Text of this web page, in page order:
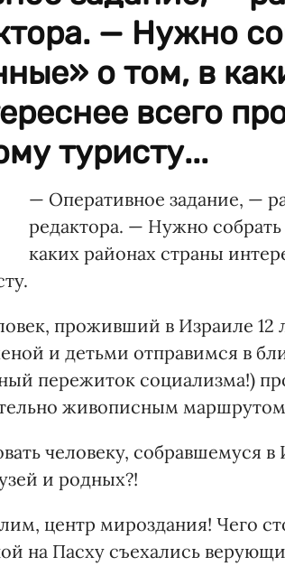
— Нужно
о том, в
всего
туристу...
— Оперативное задание, —
редактора. — Нужно
каких районах страны
проживший в Израиле 12
и детьми отправимся в
пережиток социализма!)
живописным маршрутом
человеку, собравшемуся в
и родных?!
центр мироздания! Чего
на Пасху съехались